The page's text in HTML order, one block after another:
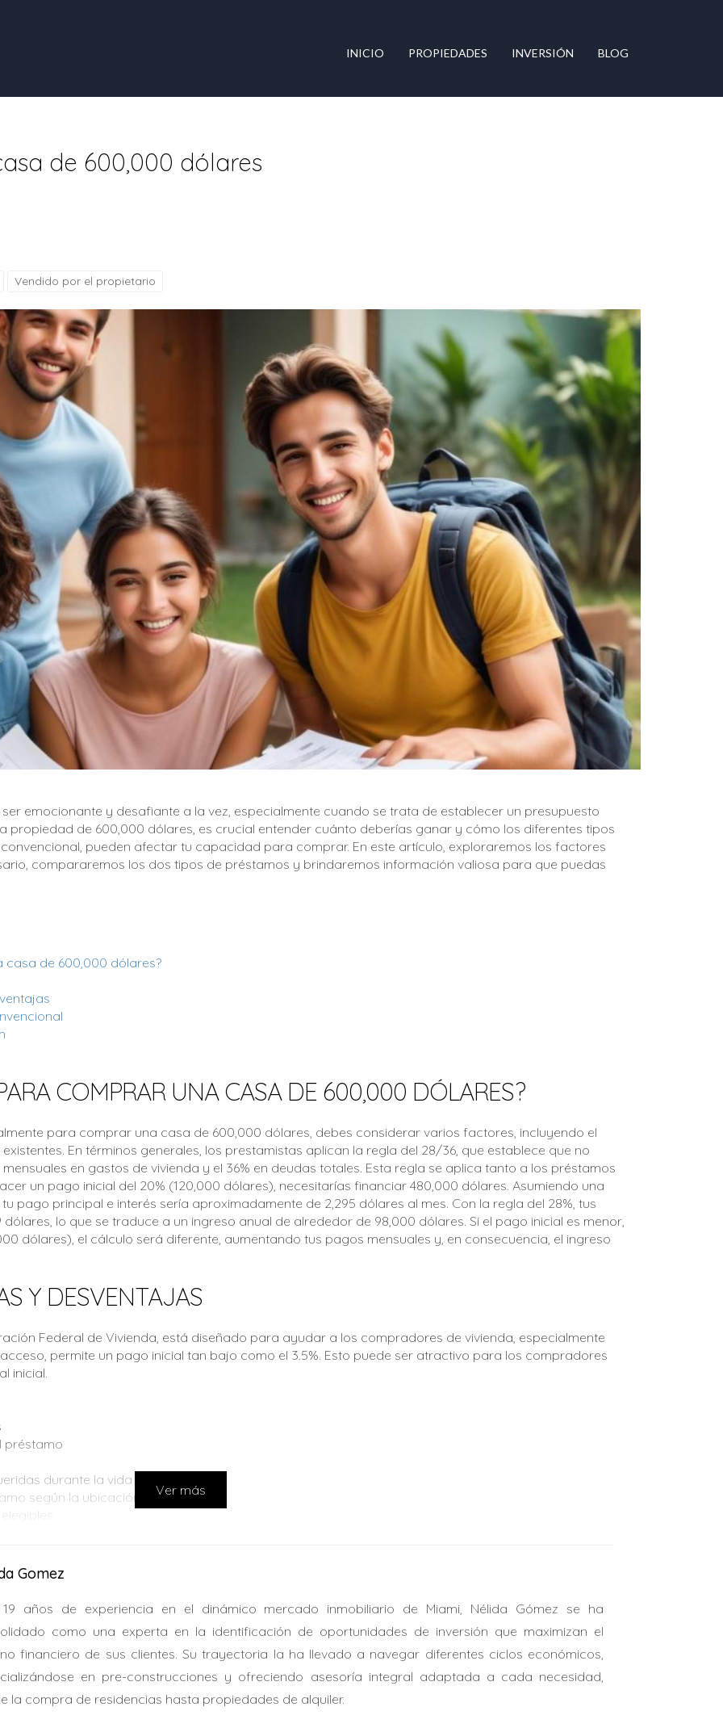
INICIO PROPIEDADES INVERSIÓN BLOG
de 600,000 dólares
Vendido por el propietario
emocionante y desafiante a la vez, especialmente cuando se trata de establecer un presupuesto
propiedad de 600,000 dólares, es crucial entender cuánto deberías ganar y cómo los diferentes tipos
pueden afectar tu capacidad para comprar. En este artículo, exploraremos los factores
compararemos los dos tipos de préstamos y brindaremos información valiosa para que puedas
de 600,000 dólares?
COMPRAR UNA CASA DE 600,000 DÓLARES?
para comprar una casa de 600,000 dólares, debes considerar varios factores, incluyendo el
En términos generales, los prestamistas aplican la regla del 28/36, que establece que no
en gastos de vivienda y el 36% en deudas totales. Esta regla se aplica tanto a los préstamos
un pago inicial del 20% (120,000 dólares), necesitarías financiar 480,000 dólares. Asumiendo una
pago principal e interés sería aproximadamente de 2,295 dólares al mes. Con la regla del 28%, tus
dólares, lo que se traduce a un ingreso anual de alrededor de 98,000 dólares. Si el pago inicial es menor,
dólares), el cálculo será diferente, aumentando tus pagos mensuales y, en consecuencia, el ingreso
Y DESVENTAJAS
Federal de Vivienda, está diseñado para ayudar a los compradores de vivienda, especialmente
permite un pago inicial tan bajo como el 3.5%. Esto puede ser atractivo para los compradores
inicial.
préstamo
durante la vida del préstamo
según la ubicación
no están asegurados por el gobierno y, por lo tanto, generalmente tienen requisitos más estrictos en
ofrecen varias ventajas que pueden ser atractivas para compradores con mejores calificaciones
con un pago inicial adecuado
en comparación con los préstamos FHA
y competitivas
Ver más
Gomez
años de experiencia en el dinámico mercado inmobiliario de Miami, Nélida Gómez se ha
como una experta en la identificación de oportunidades de inversión que maximizan el
financiero de sus clientes. Su trayectoria la ha llevado a navegar diferentes ciclos económicos,
en pre-construcciones y ofreciendo asesoría integral adaptada a cada necesidad,
la compra de residencias hasta propiedades de alquiler.